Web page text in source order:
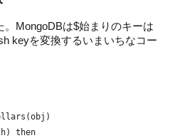
。MongoDBは$始まりのキーは
keyを変換するいまいちなコー
then